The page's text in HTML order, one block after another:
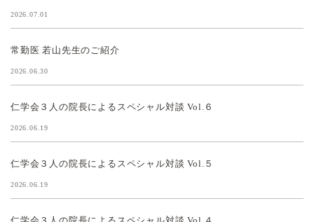
2026.07.01
常勤医 若山先生のご紹介
2026.06.30
仁学会３人の院長によるスペシャル対談 Vol.６
2026.06.19
仁学会３人の院長によるスペシャル対談 Vol.５
2026.06.19